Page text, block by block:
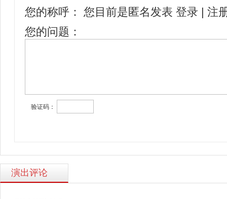
您的称呼： 您目前是匿名发表 登录
注
您的问题：
验证码：
演出评论